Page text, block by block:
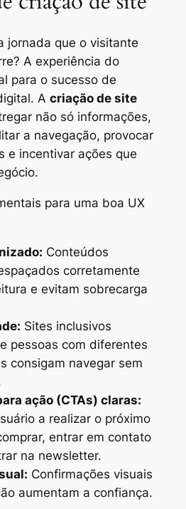
jornada que o visitante
A experiência do
para o sucesso de
A criação de site
não só informações,
a navegação, provocar
e incentivar ações que
para uma boa UX
Conteúdos
corretamente
e evitam sobrecarga
Sites inclusivos
pessoas com diferentes
consigam navegar sem
ação (CTAs) claras:
a realizar o próximo
entrar em contato
na newsletter.
Confirmações visuais
aumentam a confiança.